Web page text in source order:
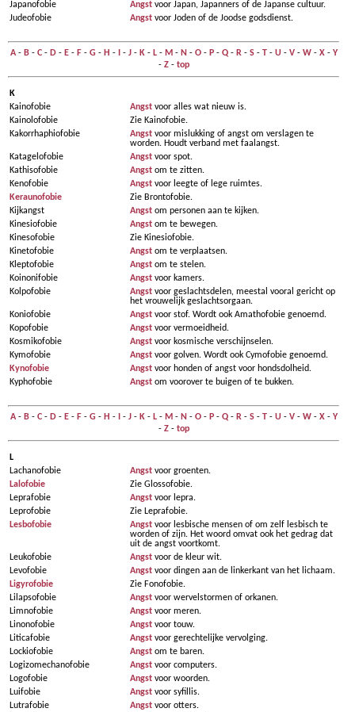
Japanofobie Angst voor Japan, Japanners of de Japanse cultuur.
Judeofobie
Angst voor Joden of de Joodse godsdienst.
A- B- C- D- E- F - G- H - - J- K- L- M - N - O- P- Q- R- S- T- U- V- W- X- Y
- Z- top
K
Kainofobie
Angst voor alles wat nieuw is.
Kainolofobie
Zie Kainofobie.
Kakorrhaphiofobie
Angst voor mislukking of angst om verslagen te
worden. Houdt verband met faalangst.
Katagelofobie
Angst voor spot.
Kathisofobie
Angst om te zitten.
Kenofobie
Angst voor leegte of lege ruimtes.
Keraunofobie
Zie Brontofobie.
Kijkangst
Angst om personen aan te kijken.
Kinesiofobie
Angst om te bewegen.
Kinesofobie
Zie Kinesiofobie.
Kinetofobie
Angst om te verplaatsen.
Kleptofobie
Angst om te stelen.
Koinonifobie
Angst voor kamers.
Kolpofobie
Angst voor geslachtsdelen, meestal vooral gericht op
het vrouwelijk geslachtsorgaan.
Koniofobie
Angst voor stof. Wordt ook Amathofobie genoemd.
Kopofobie
Angst voor vermoeidheid.
Kosmikofobie
Angst voor kosmische verschijnselen.
Kymofobie
Angst voor golven. Wordt ook Cymofobie genoemd.
Kynofobie
Angst voor honden of angst voor hondsdolheid.
Kyphofobie
Angst om voorover te buigen of te bukken.
A- B- C- D- E- F - G- H - - J- K- L- M - N - O- P- Q- R- S- T- U- V- W- X- Y
- Z- top
L
Lachanofobie
Angst voor groenten.
Lalofobie
Zie Glossofobie.
Leprafobie
Angst voor lepra.
Leprofobie
Zie Leprafobie.
Lesbofobie
Angst voor lesbische mensen of om zelf lesbisch te
worden of zijn. Het woord omvat ook het gedrag dat
uit de angst voortkomt.
Leukofobie
Angst voor de kleur wit.
Levofobie
Angst voor dingen aan de linkerkant van het lichaam.
Ligyrofobie
Zie Fonofobie.
Lilapsofobie
Angst voor wervelstormen of orkanen.
Limnofobie
Angst voor meren.
Linonofobie
Angst voor touw.
Liticafobie
Angst voor gerechtelijke vervolging.
Lockiofobie
Angst om te baren.
Logizomechanofobie
Angst voor computers.
Logofobie
Angst voor woorden.
Luifobie
Angst voor syfillis.
Lutrafobie
Angst voor otters.